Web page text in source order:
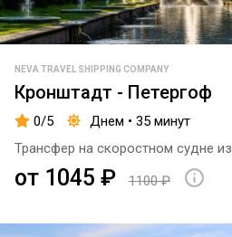
NEVA TRAVEL SHIPPING COMPANY
Кронштадт - Петергоф
0/5
Днем • 35 минут
Трансфер на скоростном судне
от 1045 ₽ 1100 ₽